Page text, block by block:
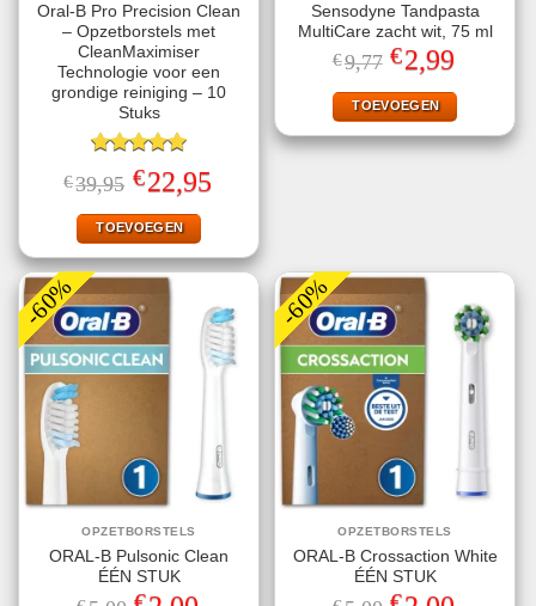
Oral-B Pro Precision Clean
– Opzetborstels met
CleanMaximiser
Technologie voor een
grondige reiniging – 10
Stuks
Gewaardeerd
5.00uit 5
€39,95 Oorspronkelijke
prijs
was:
€39,95.
€22,95prijs
TOEVOEGEN
Sensodyne Tandpasta
MultiCare zacht wit, 75 ml
€9,77 Oorspronkelijke
prijs
was:
€9,77.
€2,99
is:
€2,99.
TOEVOEGEN
-60%
OPZETBORSTELS
ORAL-B Pulsonic Clean
ÉÉN STUK
Oorspronkelijke
-60%
OPZETBORSTELS
ORAL-B Crossaction White
ÉÉN STUK
Oorspronkelijke